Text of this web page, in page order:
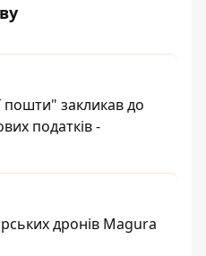
пошти" закликав до
податків -
дронів Magura